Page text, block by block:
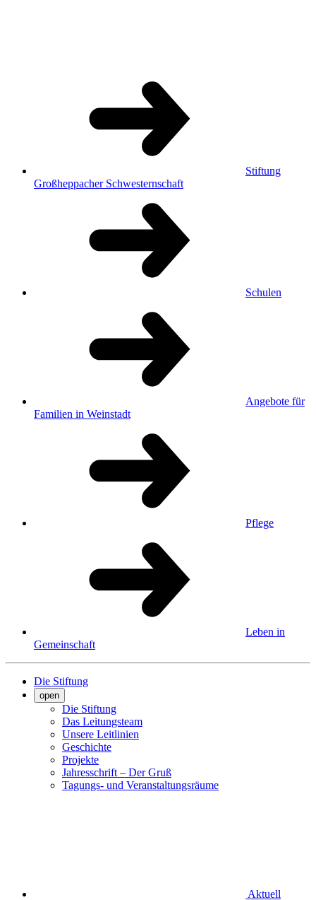
Stiftung
Großheppacher Schwesternschaft
Schulen
Angebote für
Familien in Weinstadt
Pflege
Leben in
Gemeinschaft
Die Stiftung
open
Die Stiftung
Das Leitungsteam
Unsere Leitlinien
Geschichte
Projekte
Jahresschrift – Der Gruß
Tagungs- und Veranstaltungsräume
Aktuell